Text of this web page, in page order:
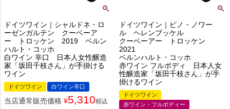
ドイツワイン｜シャルドネ・ロ
ーゼンガルテン クーベーア
ー トロッケン 2019 ベルン
ハルト・コッホ
白ワイン 辛口 日本人女性醸造
家「坂田千枝さん」が手掛ける
ワイン
ドイツワイン 白ワイン辛口
当店通常販売価格 ¥5,310税込
ドイツワイン｜ピノ・ノワー
ル ヘレンブッケル
クーベーアー トロッケン
2021
ベルンハルト・コッホ
赤ワイン フルボディ 日本人女
性醸造家「坂田千枝さん」が手
掛けるワイン
ドイツワイン
赤ワイン・フルボディー